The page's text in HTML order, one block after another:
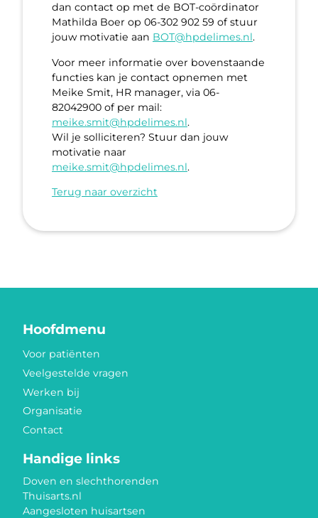
dan contact op met de BOT-coördinator
Mathilda Boer op 06-302 902 59 of stuur
jouw motivatie aan BOT@hpdelimes.nl.
Voor meer informatie over bovenstaande
functies kan je contact opnemen met
Meike Smit, HR manager, via 06-
82042900 of per mail:
meike.smit@hpdelimes.nl.
Wil je solliciteren? Stuur dan jouw
motivatie naar
meike.smit@hpdelimes.nl.
Terug naar overzicht
Hoofdmenu
Voor patiënten
Veelgestelde vragen
Werken bij
Organisatie
Contact
Handige links
Doven en slechthorenden
Thuisarts.nl
Aangesloten huisartsen